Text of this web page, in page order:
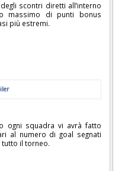
scontri diretti all’interno
massimo di punti bonus
più estremi.
ogni squadra vi avrà fatto
al numero di goal segnati
il torneo.